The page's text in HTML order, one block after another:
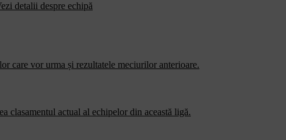
detalii despre echipă
care vor urma și rezultatele meciurilor anterioare.
clasamentul actual al echipelor din această ligă.